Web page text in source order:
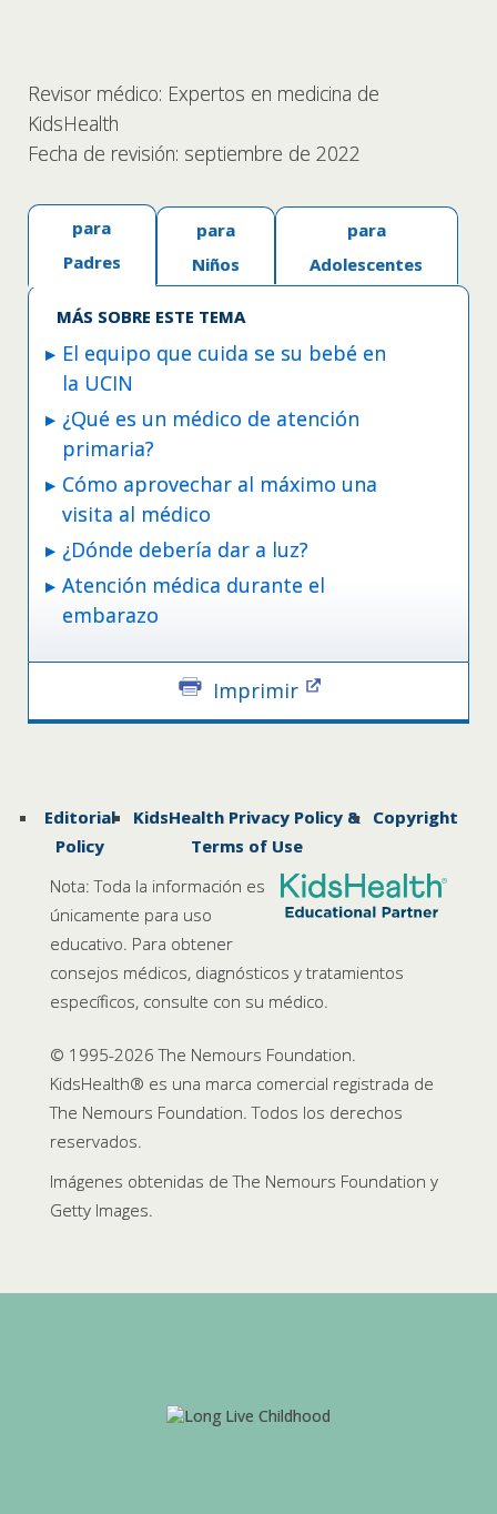
Revisor médico: Expertos en medicina de
KidsHealth
Fecha de revisión: septiembre de 2022
para
Adolescentes
para
Niños
para
Padres
MÁS SOBRE ESTE TEMA
El equipo que cuida se su bebé en
la UCIN
¿Qué es un médico de atención
primaria?
Cómo aprovechar al máximo una
visita al médico
¿Dónde debería dar a luz?
Atención médica durante el
embarazo
Imprimir
Editorial
Policy
KidsHealth Privacy Policy &
Terms of Use
Copyright
Nota: Toda la información es
únicamente para uso
educativo. Para obtener
consejos médicos, diagnósticos y tratamientos
específicos, consulte con su médico.
© 1995-2026 The Nemours Foundation.
KidsHealth® es una marca comercial registrada de
The Nemours Foundation. Todos los derechos
reservados.
Imágenes obtenidas de The Nemours Foundation y
Getty Images.